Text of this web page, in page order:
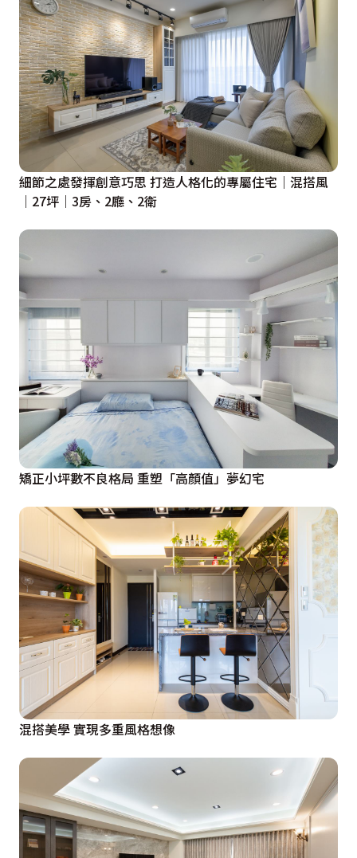
細節之處發揮創意巧思 打造人格化的專屬住宅｜混搭風
｜27坪｜3房、2廳、2衛
矯正小坪數不良格局 重塑「高顏值」夢幻宅
混搭美學 實現多重風格想像